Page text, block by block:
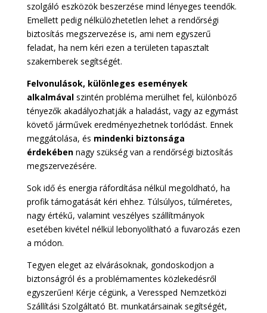
szolgáló eszközök beszerzése mind lényeges teendők.
Emellett pedig nélkülözhetetlen lehet a rendőrségi
biztosítás megszervezése is, ami nem egyszerű
feladat, ha nem kéri ezen a területen tapasztalt
szakemberek segítségét.
Felvonulások, különleges események
alkalmával szintén probléma merülhet fel, különböző
tényezők akadályozhatják a haladást, vagy az egymást
követő járművek eredményezhetnek torlódást. Ennek
meggátolása, és mindenki biztonsága
érdekébennagy szükség van a rendőrségi biztosítás
megszervezésére.
Sok idő és energia ráfordítása nélkül megoldható, ha
profik támogatását kéri ehhez. Túlsúlyos, túlméretes,
nagy értékű, valamint veszélyes szállítmányok
esetében kivétel nélkül lebonyolítható a fuvarozás ezen
a módon.
Tegyen eleget az elvárásoknak, gondoskodjon a
biztonságról és a problémamentes közlekedésről
egyszerűen! Kérje cégünk, a Veressped Nemzetközi
Szállítási Szolgáltató Bt. munkatársainak segítségét,